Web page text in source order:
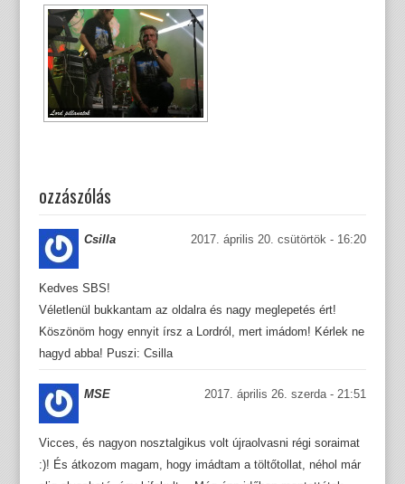
ozzászólás
Csilla 2017. április 20. csütörtök - 16:20
Kedves SBS!
Véletlenül bukkantam az oldalra és nagy meglepetés ért!
Köszönöm hogy ennyit írsz a Lordról, mert imádom! Kérlek ne
hagyd abba! Puszi: Csilla
MSE 2017. április 26. szerda - 21:51
Vicces, és nagyon nosztalgikus volt újraolvasni régi soraimat
:)! És átkozom magam, hogy imádtam a töltőtollat, néhol már